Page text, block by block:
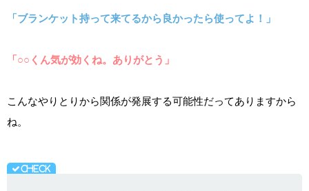
「ブランケット持って来てるから良かったら使ってよ！」
「○○くん気が効くね。ありがとう」
こんなやりとりから関係が発展する可能性だってありますから
ね。